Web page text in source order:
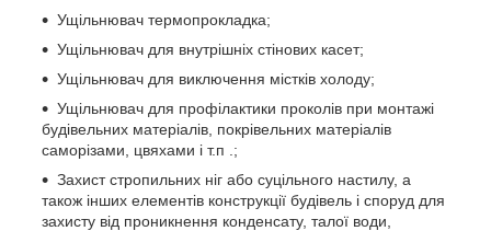
Ущільнювач термопрокладка;
Ущільнювач для внутрішніх стінових касет;
Ущільнювач для виключення містків холоду;
Ущільнювач для профілактики проколів при монтажі
будівельних матеріалів, покрівельних матеріалів
саморізами, цвяхами і т.п .;
Захист стропильних ніг або суцільного настилу, а
також інших елементів конструкції будівель і споруд для
захисту від проникнення конденсату, талої води,